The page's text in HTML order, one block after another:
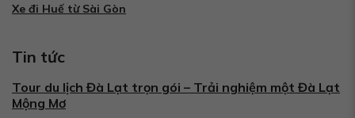
Xe đi Huế từ Sài Gòn
Tin tức
Tour du lịch Đà Lạt trọn gói – Trải nghiệm một Đà Lạt
Mộng Mơ